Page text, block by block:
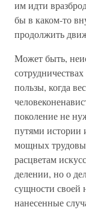
им идти
бы в каком-то
продолжить
Может быть,
пользы, когда
поколение не
путями истории
мощных
расцветам
делении, но о
сущности своей
нанесенные